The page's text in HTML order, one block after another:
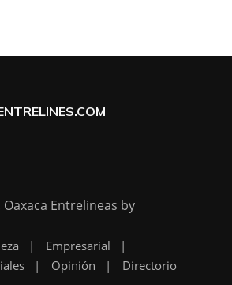
Entrelineas by
Empresarial
Opinión Directorio